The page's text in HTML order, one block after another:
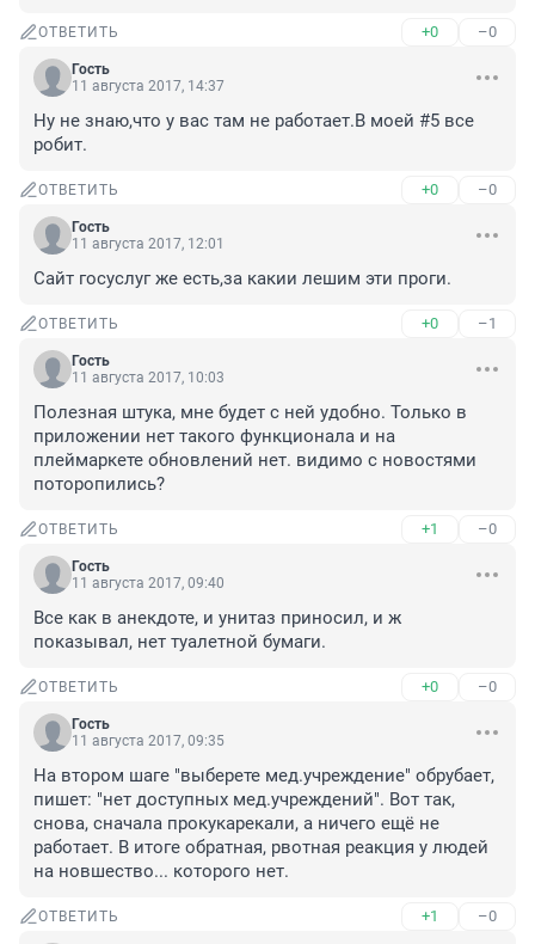
ОТВЕТИТЬ +0 –0
Гость
11 августа 2017, 14:37
Ну не знаю,что у вас там не работает.В моей #5 все
робит.
ОТВЕТИТЬ +0 –0
Гость
11 августа 2017, 12:01
Сайт госуслуг же есть,за какии лешим эти проги.
ОТВЕТИТЬ +0 –1
Гость
11 августа 2017, 10:03
Полезная штука, мне будет с ней удобно. Только в
приложении нет такого функционала и на
плеймаркете обновлений нет. видимо с новостями
поторопились?
ОТВЕТИТЬ +1 –0
Гость
11 августа 2017, 09:40
Все как в анекдоте, и унитаз приносил, и ж
показывал, нет туалетной бумаги.
ОТВЕТИТЬ +0 –0
Гость
11 августа 2017, 09:35
На втором шаге "выберете мед.учреждение" обрубает,
пишет: "нет доступных мед.учреждений". Вот так,
снова, сначала прокукарекали, а ничего ещё не
работает. В итоге обратная, рвотная реакция у людей
на новшество... которого нет.
ОТВЕТИТЬ +1 –0